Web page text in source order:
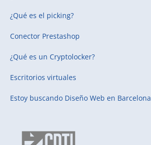
¿Qué es el picking?
Conector Prestashop
¿Qué es un Cryptolocker?
Escritorios virtuales
Estoy buscando Diseño Web en Barcelona